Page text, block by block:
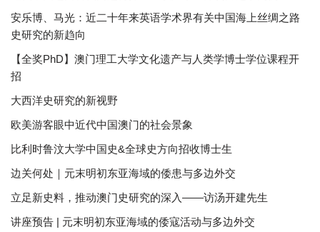
安乐博、马光：近二十年来英语学术界有关中国海上丝绸之路
史研究的新趋向
【全奖PhD】澳门理工大学文化遗产与人类学博士学位课程开
招
大西洋史研究的新视野
欧美游客眼中近代中国澳门的社会景象
比利时鲁汶大学中国史&全球史方向招收博士生
边关何处｜元末明初东亚海域的倭患与多边外交
立足新史料，推动澳门史研究的深入——访汤开建先生
讲座预告 | 元末明初东亚海域的倭寇活动与多边外交